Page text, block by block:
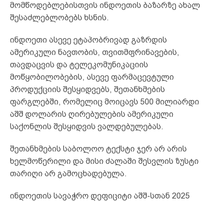
მომწოდებლებისთვის ინდოეთის ბაზარზე ახალ
შესაძლებლობებს ხსნის.
ინდოეთი ასევე ეტაპობრივად გაზრდის
ამერიკული ნავთობის, თვითმფრინავების,
თავდაცვის და ტელეკომუნიკაციის
მოწყობილობების, ასევე ფარმაცევტული
პროდუქციის შესყიდვებს, შეთანხმების
ფარგლებში, რომელიც მოიცავს 500 მილიარდი
აშშ დოლარის ღირებულების ამერიკული
საქონლის შესყიდვის ვალდებულებას.
შეთანხმების საბოლოო ტექსტი ჯერ არ არის
ხელმოწერილი და მისი ძალაში შესვლის ზუსტი
თარიღი არ გამოცხადებულა.
ინდოეთის სავაჭრო დეფიციტი აშშ-სთან 2025